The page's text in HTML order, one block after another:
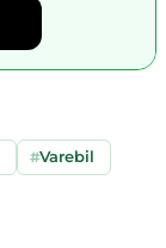
#Varebil